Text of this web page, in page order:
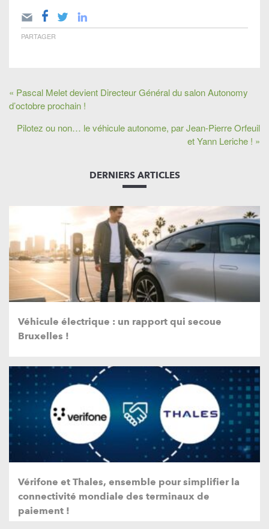
PARTAGER
« Pascal Melet devient Directeur Général du salon Autonomy
d’octobre prochain !
Pilotez ou non… le véhicule autonome, par Jean-Pierre Orfeuil
et Yann Leriche ! »
DERNIERS ARTICLES
Véhicule électrique : un rapport qui secoue
Bruxelles !
Vérifone et Thales, ensemble pour simplifier la
connectivité mondiale des terminaux de
paiement !